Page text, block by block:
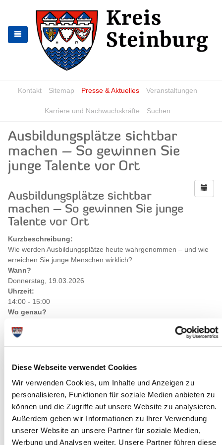
Diese Webseite verwendet Cookies
Wir verwenden Cookies, um Inhalte und Anzeigen zu
personalisieren, Funktionen für soziale Medien anbieten zu
können und die Zugriffe auf unsere Website zu analysieren.
Außerdem geben wir Informationen zu Ihrer Verwendung
unserer Website an unsere Partner für soziale Medien,
Werbung und Analysen weiter. Unsere Partner führen diese
springen
springen
Kontakt Sitemap Presse & Aktuelles Veranstaltungen
Karriere und Nachwuchskräfte Suchen
Ausbildungsplätze sichtbar
machen – So gewinnen Sie
junge Talente vor Ort
Ausbildungsplätze sichtbar
machen – So gewinnen Sie junge
Talente vor Ort
Kurzbeschreibung:
Wie werden Ausbildungsplätze heute wahrgenommen – und wie
erreichen Sie junge Menschen wirklich?
Wann?
Donnerstag, 19.03.2026
Uhrzeit:
14:00 - 15:00
Wo genau?
Kategorie:
Langbeschreibung
Der Ausbildungsmarkt hat sich deutlich verändert: Jugendliche
informieren sich anders, vergleichen Angebote stärker und
mit welchen zeitgemäßen Strategien und Kanälen Unternehmen
ihre Ausbildungsplätze sichtbar machen, Interesse wecken und
sich als attraktiver Ausbildungsbetrieb positionieren können.